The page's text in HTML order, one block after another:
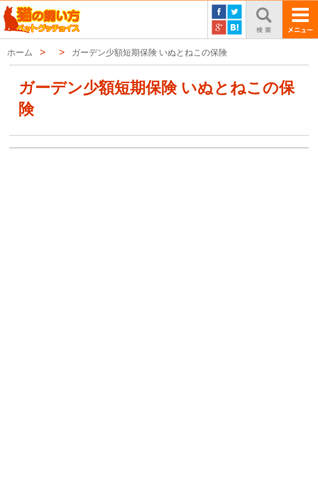
ホーム ガーデン少額短期保険 いぬとねこの保険
ガーデン少額短期保険 いぬとねこの保
険